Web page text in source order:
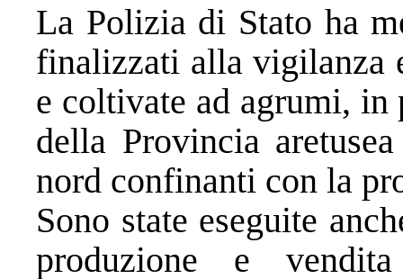
La Polizia di Stato ha
finalizzati alla vigilanza
e coltivate ad agrumi, in
della Provincia
nord confinanti con la
Sono state eseguite
produzione e